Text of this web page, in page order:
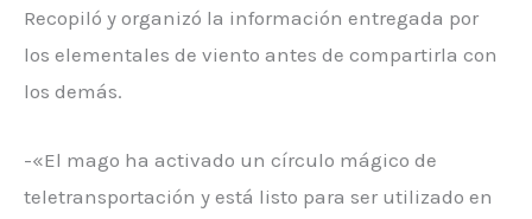
Recopiló y organizó la información entregada por
los elementales de viento antes de compartirla con
los demás.
-«El mago ha activado un círculo mágico de
teletransportación y está listo para ser utilizado en